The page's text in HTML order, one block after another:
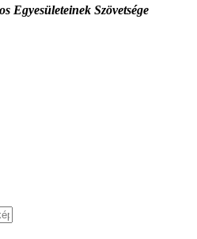
Egyesületeinek Szövetsége